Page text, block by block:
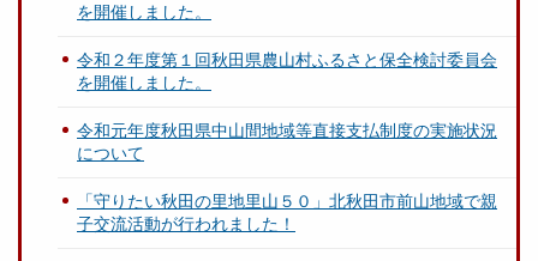
を開催しました。
令和２年度第１回秋田県農山村ふるさと保全検討委員会
を開催しました。
令和元年度秋田県中山間地域等直接支払制度の実施状況
について
「守りたい秋田の里地里山５０」北秋田市前山地域で親
子交流活動が行われました！